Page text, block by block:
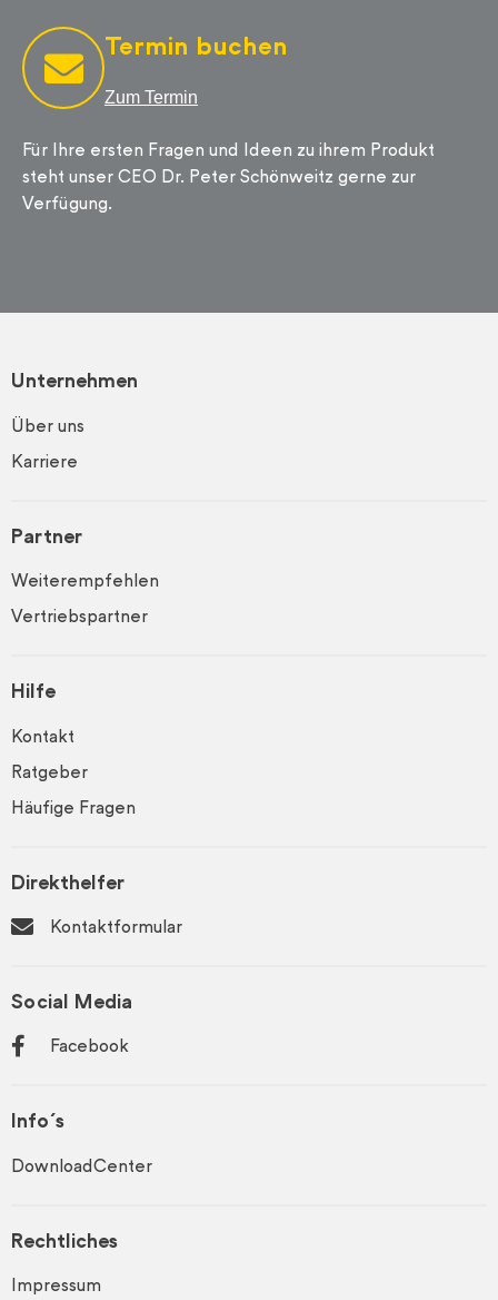
Termin buchen
Zum Termin
Für Ihre ersten Fragen und Ideen zu ihrem Produkt
steht unser CEO Dr. Peter Schönweitz gerne zur
Verfügung.
Unternehmen
Über uns
Karriere
Partner
Weiterempfehlen
Vertriebspartner
Hilfe
Kontakt
Ratgeber
Häufige Fragen
Direkthelfer
Kontaktformular
Rechtliches
Impressum
Info´s
DownloadCenter
Social Media
Facebook